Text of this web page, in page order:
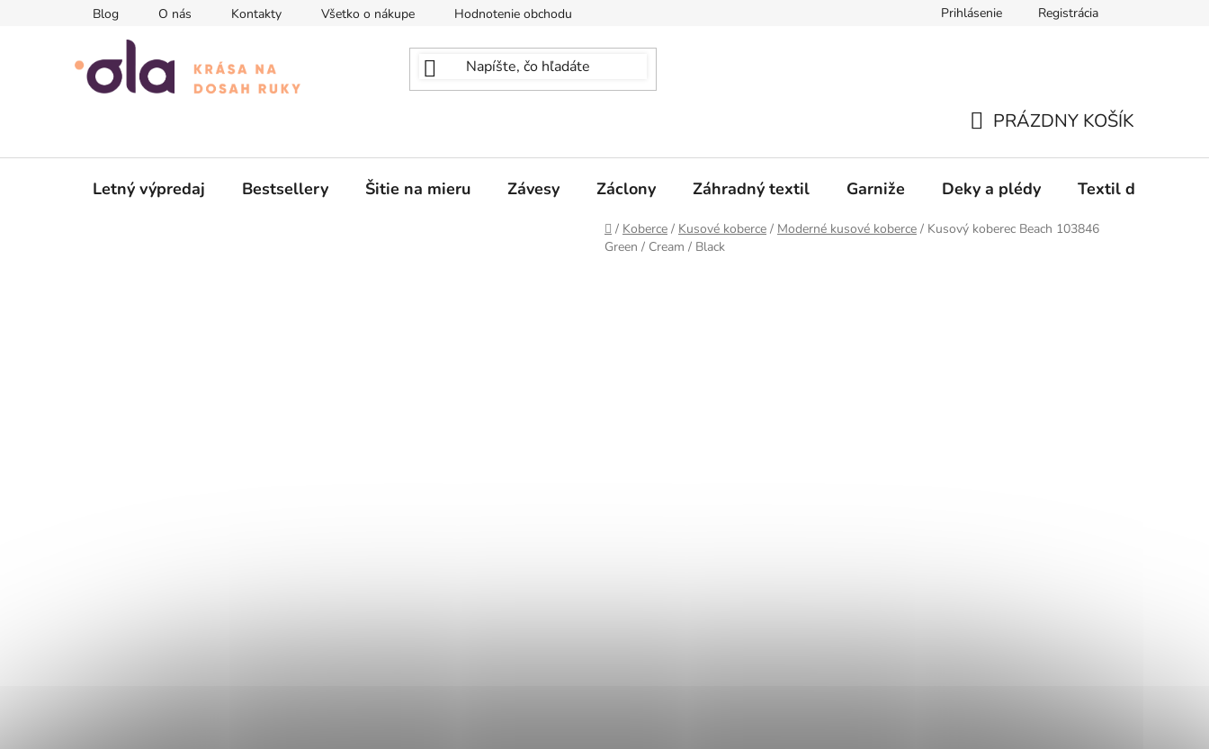
Blog O nás Kontakty Všetko o nákupe Hodnotenie obchodu Prihlásenie Registrácia
KOŠÍK
PRÁZDNY KOŠÍK
Letný výpredaj Bestsellery Šitie na mieru Závesy Záclony Záhradný textil Garniže Deky a plédy Textil do spálne
Domov
/ Koberce / Kusové koberce / Moderné kusové koberce / Kusový koberec Beach 103846
Green / Cream / Black